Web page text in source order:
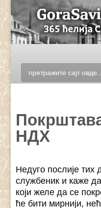
НДХ
Недуго послије тих
службеник и каже
који желе да се
ће бити мирнији,